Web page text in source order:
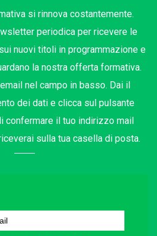
si rinnova costantemente.
periodica per ricevere le
nuovi titoli in programmazione e
la nostra offerta formativa.
nel campo in basso. Dai il
dei dati e clicca sul pulsante
confermare il tuo indirizzo mail
sulla tua casella di posta.